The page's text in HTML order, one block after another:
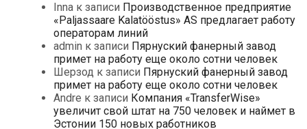
Inna к записи Производственное предприятие
«Paljassaare Kalatööstus» AS предлагает работу
операторам линий
admin к записи Пярнуский фанерный завод
примет на работу еще около сотни человек
Шерзод к записи Пярнуский фанерный завод
примет на работу еще около сотни человек
Andre к записи Компания «TransferWise»
увеличит свой штат на 750 человек и наймет в
Эстонии 150 новых работников